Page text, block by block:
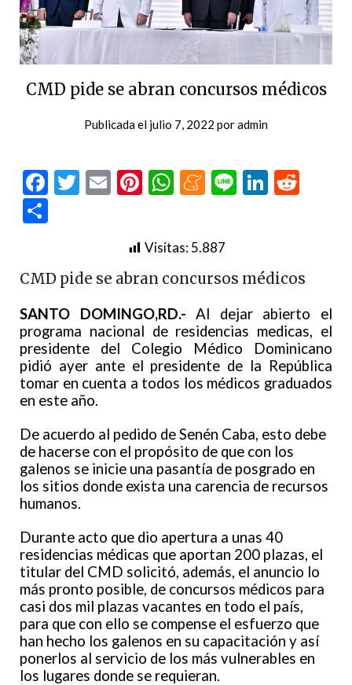
CMD pide se abran concursos médicos
Publicada el julio 7, 2022 poradmin
Facebook
Twitter
EmailPinterest
WhatsApp
Meneame
Line
Visitas:5.887
CMD pide se abran concursos médicos
SANTO DOMINGO,RD.- Al dejar abierto el
programa nacional de residencias medicas, el
presidente del Colegio Médico Dominicano
pidió ayer ante el presidente de la República
tomar en cuenta a todos los médicos graduados
en este año.
De acuerdo al pedido de Senén Caba, esto debe
de hacerse con el propósito de que con los
galenos se inicie una pasantía de posgrado en
los sitios donde exista una carencia de recursos
humanos.
Durante acto que dio apertura a unas 40
residencias médicas que aportan 200 plazas, el
titular del CMD solicitó, además, el anuncio lo
más pronto posible, de concursos médicos para
casi dos mil plazas vacantes en todo el país,
para que con ello se compense el esfuerzo que
han hecho los galenos en su capacitación y así
ponerlos al servicio de los más vulnerables en
los lugares donde se requieran.